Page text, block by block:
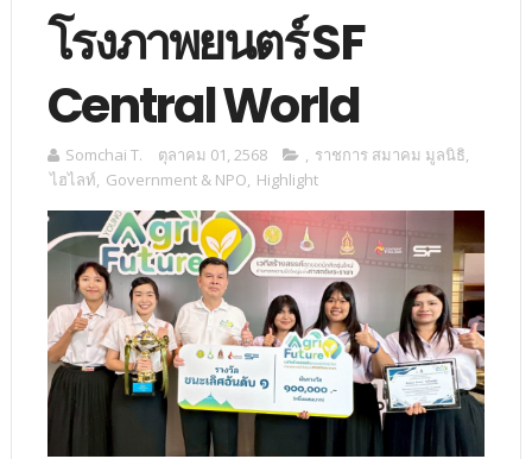
โรงภาพยนตร์ SF
Central World
Somchai T. ตุลาคม 01, 2568 , ราชการ สมาคม มูลนิธิ,
ไฮไลท์, Government & NPO, Highlight